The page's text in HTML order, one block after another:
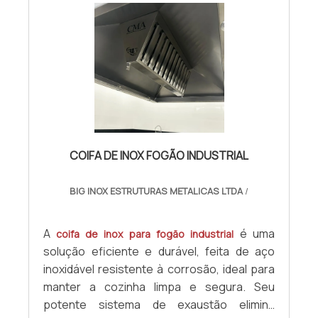
ambiente. Por ser fabricada de aço inox, a
estrutura apresenta algumas v.
COIFA DE INOX FOGÃO INDUSTRIAL
BIG INOX ESTRUTURAS METALICAS LTDA/
A coifa de inox para fogão industrial é uma
solução eficiente e durável, feita de aço
inoxidável resistente à corrosão, ideal para
manter a cozinha limpa e segura. Seu
potente sistema de exaustão elimina